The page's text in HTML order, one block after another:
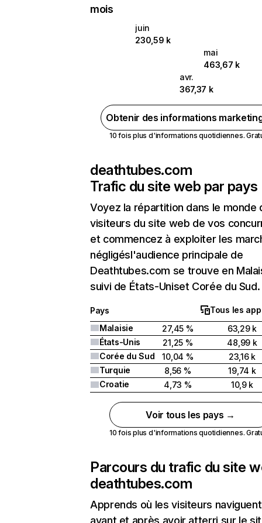
mois
juin
230,59 k
mai
463,67 k
avr.
367,37 k
Obtenir des informations
10 fois plus d'informations quotidiennes.
deathtubes.com
Trafic du site web par pays
Voyez la répartition dans le monde
visiteurs du site web de vos
et commencez à exploiter les
négligésl'audience principale de
Deathtubes.com se trouve en
suivi de États-Uniset Corée du Sud.
Pays
Tous les
Malaisie
27,45 %
63,29 k
États-Unis
21,25 %
48,99 k
Corée du Sud
10,04 %
23,16 k
Turquie
8,56 %
19,74 k
Croatie
4,73 % 10,9 k
Voir tous les pays →
10 fois plus d'informations quotidiennes.
Parcours du trafic du site
deathtubes.com
Apprends où les visiteurs naviguent
avant et après avoir atterri sur le